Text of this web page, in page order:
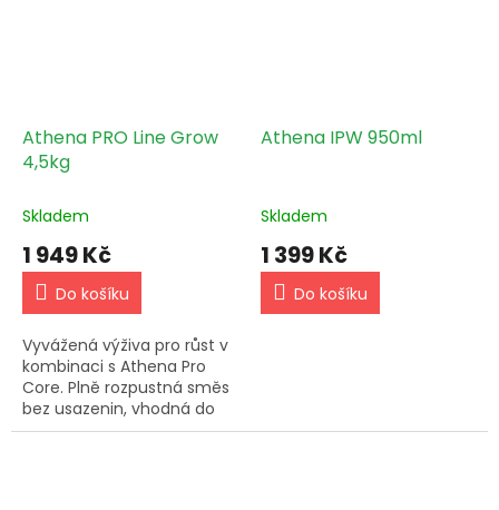
Athena PRO Line Grow
4,5kg
Skladem
1 949 Kč
Do košíku
Vyvážená výživa pro růst v
kombinaci s Athena Pro
Core. Plně rozpustná směs
bez usazenin, vhodná do
nádrží i dávkovacích
Athena IPW 950ml
Skladem
1 399 Kč
Do košíku